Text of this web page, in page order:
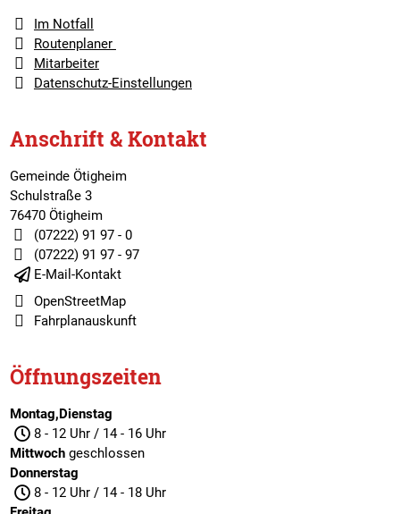
Im Notfall
Routenplaner
Mitarbeiter
Datenschutz-Einstellungen
Anschrift & Kontakt
Gemeinde Ötigheim
Schulstraße 3
76470 Ötigheim
(07222) 91 97 - 0
(07222) 91 97 - 97
E-Mail-Kontakt
OpenStreetMap
Fahrplanauskunft
Öffnungszeiten
Montag,Dienstag
8 - 12 Uhr / 14 - 16 Uhr
Mittwochgeschlossen
Donnerstag
8 - 12 Uhr / 14 - 18 Uhr